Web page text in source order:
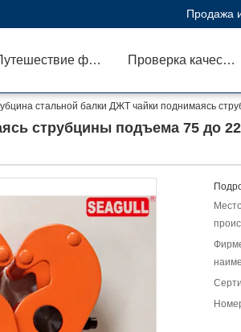
Продажа
Путешествие фабрики Проверка качества
стальной балки ДЖТ чайки поднимаясь
струбцины подъема 75 до